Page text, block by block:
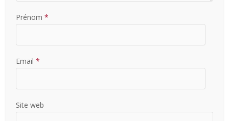
Prénom *
Email *
Site web